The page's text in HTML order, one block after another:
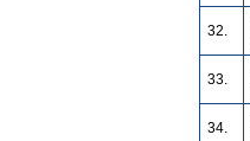
32.
33.
34.